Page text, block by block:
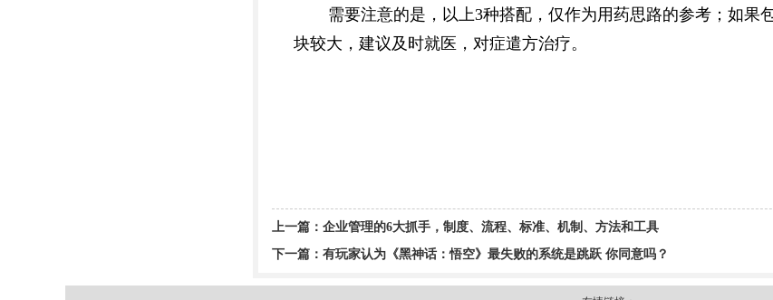
需要注意的是，以上3种搭配，仅作为用药思路的参考；如果
块较大，建议及时就医，对症遣方治疗。
上一篇： 企业管理的6大抓手，制度、流程、标准、机制、方法和工具
下一篇： 有玩家认为《黑神话：悟空》最失败的系统是跳跃 你同意吗？